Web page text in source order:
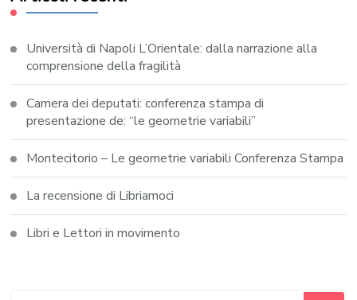
Università di Napoli L’Orientale: dalla narrazione alla
comprensione della fragilità
Camera dei deputati: conferenza stampa di
presentazione de: “le geometrie variabili”
Montecitorio – Le geometrie variabili Conferenza Stampa
La recensione di Libriamoci
Libri e Lettori in movimento